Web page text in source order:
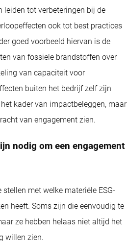
leiden tot verbeteringen bij de
ook tot best practices
goed voorbeeld hiervan is de
van fossiele brandstoffen over
van capaciteit voor
buiten het bedrijf zelf zijn
kader van impactbeleggen, maar
van engagement zien.
nodig om een engagement
met welke materiële ESG-
heeft. Soms zijn die eenvoudig te
ze hebben helaas niet altijd het
willen zien.